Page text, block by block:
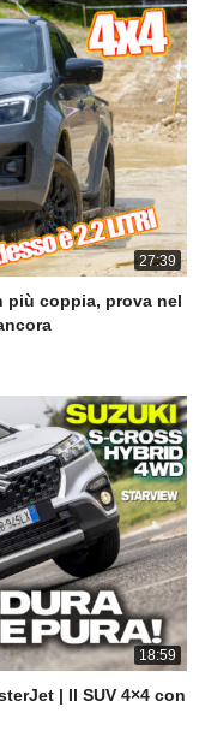
27:39
più coppia, prova nel
18:59
| Il SUV 4×4 con